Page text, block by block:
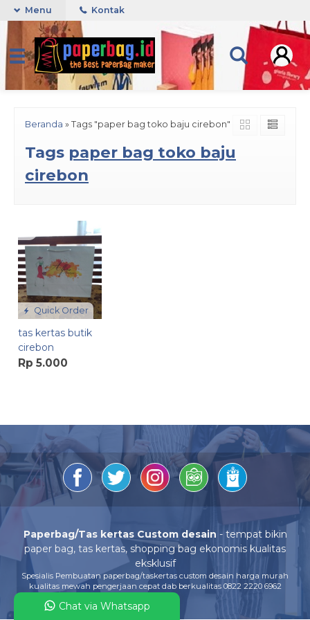
Menu Kontak
Beranda » Tags "paper bag toko baju cirebon"
Tags paper bag toko baju
cirebon
Quick Order
tas kertas butik
cirebon
Rp 5.000
Paperbag/Tas kertas Custom desain - tempat bikin
paper bag, tas kertas, shopping bag ekonomis kualitas
eksklusif
Spesialis Pembuatan paperbag/taskertas custom desain harga murah
kualitas mewah pengerjaan cepat dab berkualitas 0822 2220 6962
Chat via Whatsapp